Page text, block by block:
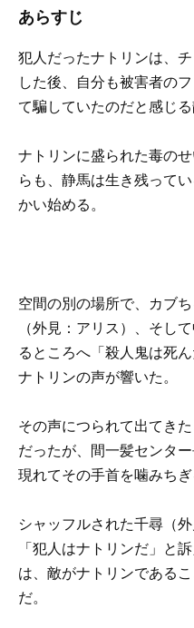
あらすじ
犯人だったナトリンは、
した後、自分も被害者の
て騙していたのだと感じ
ナトリンに盛られた毒の
らも、静馬は生き残って
かい始める。
空間の別の場所で、カブ
（外見：アリス）、そし
るところへ「殺人鬼は死
ナトリンの声が響いた。
その声につられて出てき
だったが、間一髪センタ
現れてその手首を噛みちぎ
シャッフルされた千尋（
「犯人はナトリンだ」と
は、敵がナトリンである
だ。